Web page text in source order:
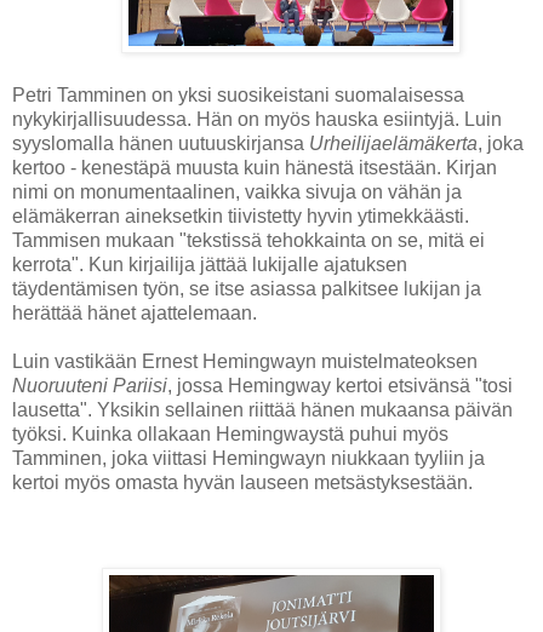
Petri Tamminen on yksi suosikeistani suomalaisessa
nykykirjallisuudessa. Hän on myös hauska esiintyjä. Luin
syyslomalla hänen uutuuskirjansa Urheilijaelämäkerta, joka
kertoo - kenestäpä muusta kuin hänestä itsestään. Kirjan
nimi on monumentaalinen, vaikka sivuja on vähän ja
elämäkerran aineksetkin tiivistetty hyvin ytimekkäästi.
Tammisen mukaan "tekstissä tehokkainta on se, mitä ei
kerrota". Kun kirjailija jättää lukijalle ajatuksen
täydentämisen työn, se itse asiassa palkitsee lukijan ja
herättää hänet ajattelemaan.
Luin vastikään Ernest Hemingwayn muistelmateoksen
Nuoruuteni Pariisi, jossa Hemingway kertoi etsivänsä "tosi
lausetta". Yksikin sellainen riittää hänen mukaansa päivän
työksi. Kuinka ollakaan Hemingwaystä puhui myös
Tamminen, joka viittasi Hemingwayn niukkaan tyyliin ja
kertoi myös omasta hyvän lauseen metsästyksestään.